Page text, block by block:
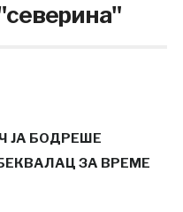
ЈА БОДРЕШЕ
ЗА ВРЕМЕ